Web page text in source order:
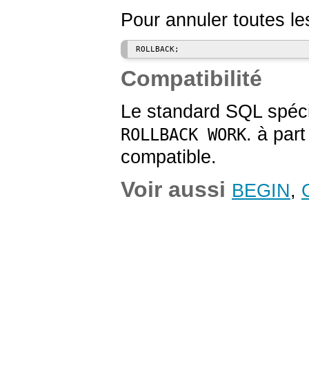
Pour annuler toutes
Compatibilité
Le standard SQL
ROLLBACK WORK. à
compatible.
Voir aussi BEGIN,